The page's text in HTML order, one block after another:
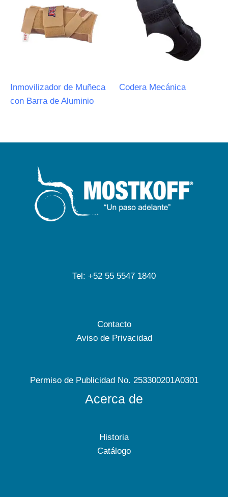
Inmovilizador de Muñeca
con Barra de Aluminio
Codera Mecánica
Tel: +52 55 5547 1840
Contacto
Aviso de Privacidad
Permiso de Publicidad No. 253300201A0301
Acerca de
Historia
Catálogo